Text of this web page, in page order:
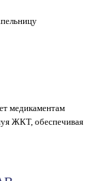
медикаментам
ЖКТ, обеспечивая